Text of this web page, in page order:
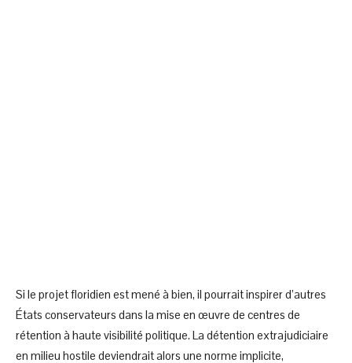
Si le projet floridien est mené à bien, il pourrait inspirer d’autres
États conservateurs dans la mise en œuvre de centres de
rétention à haute visibilité politique. La détention extrajudiciaire
en milieu hostile deviendrait alors une norme implicite,